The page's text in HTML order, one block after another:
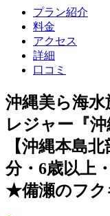
プラン紹介
料金
アクセス
詳細
口コミ
沖縄美ら海
レジャー『
【沖縄本島
分・6歳以上
★備瀬のフク